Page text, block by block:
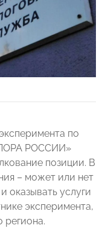
по
РОССИИ»
позиции. В
– может или нет
оказывать услуги
эксперимента,
региона.